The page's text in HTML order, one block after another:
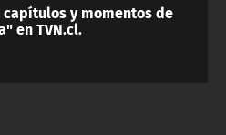
y momentos de
en TVN.cl.